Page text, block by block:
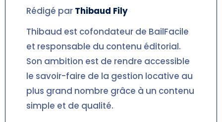
Rédigé par Thibaud Fily
Thibaud est cofondateur de BailFacile
et responsable du contenu éditorial.
Son ambition est de rendre accessible
le savoir-faire de la gestion locative au
plus grand nombre grâce à un contenu
simple et de qualité.